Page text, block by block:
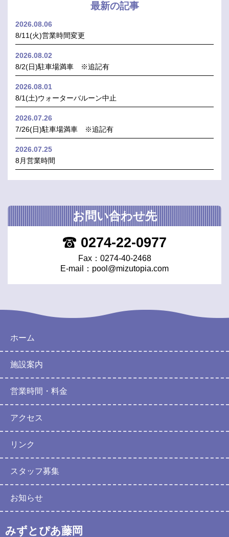
最新の記事
2026.08.06
8/11(火)営業時間変更
2026.08.02
8/2(日)駐車場満車 ※追記有
2026.08.01
8/1(土)ウォーターバルーン中止
2026.07.26
7/26(日)駐車場満車 ※追記有
2026.07.25
8月営業時間
お問い合わせ先
0274-22-0977
Fax：0274-40-2468
E-mail： pool@mizutopia.com
ホーム
施設案内
営業時間・料金
アクセス
リンク
スタッフ募集
お知らせ
みずとぴあ藤岡